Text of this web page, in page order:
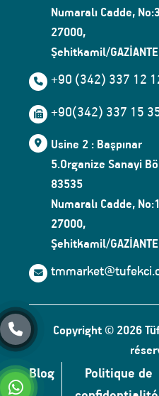
Numaralı Cadde,
27000,
Şehitkamil/
+90 (342) 337 12
+90(342) 337 15
Usine 2 : Başpınar
5.Organize Sanayi
83535
Numaralı Cadde,
27000,
Şehitkamil/
Copyright © 2026
Blog
Politique de